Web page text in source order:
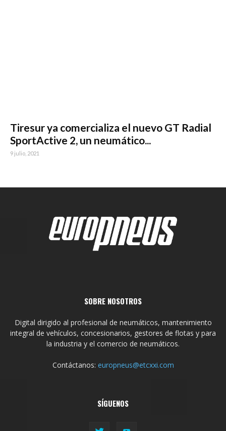
Tiresur ya comercializa el nuevo GT Radial
SportActive 2, un neumático...
9 julio, 2021
SOBRE NOSOTROS
Digital dirigido al profesional de neumáticos, mantenimiento
integral de vehículos, concesionarios, gestores de flotas y para
la industria y el comercio de neumáticos.
Contáctanos: europneus@etcxxi.com
SÍGUENOS